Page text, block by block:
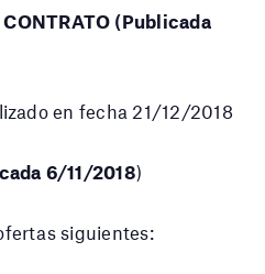
(Publicada
en fecha 21/12/2018
6/11/2018)
siguientes: